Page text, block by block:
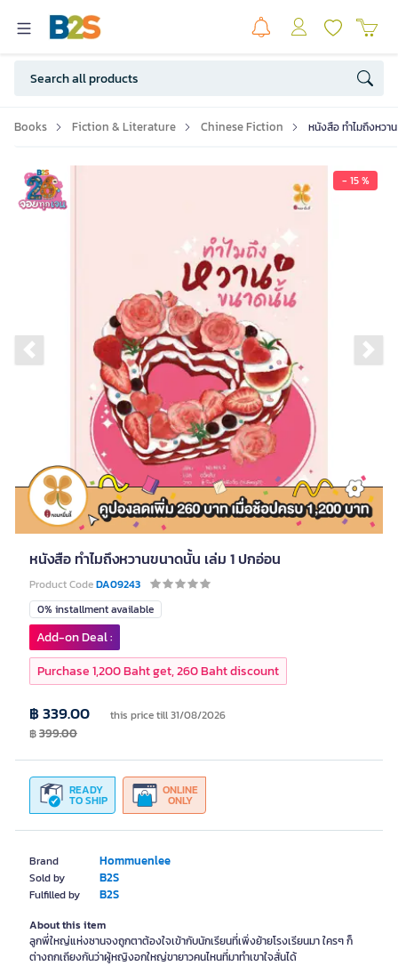
Books Fiction & Literature Chinese Fiction หนังสือ ทำไมถึงหวา
- 15 %
Previous slide
หนังสือ ทำไมถึงหวานขนาดนั้น เล่ม 1 ปกอ่อน
Product CodeDA09243
Brand Hommuenlee
Sold by B2S
Fulfilled by B2S
0% installment available
READY
TO SHIP
ONLINE
ONLY
฿ 339.00 this price till 31/08/2026
฿399.00
Add-on Deal :
Purchase 1,200 Baht get, 260 Baht discount
About this item
ลูกพี่ใหญ่แห่งซานจงถูกตาต้องใจเข้ากับนักเรียนที่เพิ่งย้ายโรงเรียนมา ใครๆ ก็
ต่างถกเถียงกันว่าผู้หญิงอกใหญ่ขายาวคนไหนที่มาทำเขาใจสั่นได้